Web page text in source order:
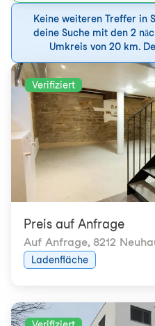
Keine weiteren Treffer in
deine Suche mit den 2
Umkreis von 20 km.
Verifiziert
Preis auf Anfrage
Auf Anfrage, 8212
Ladenfläche